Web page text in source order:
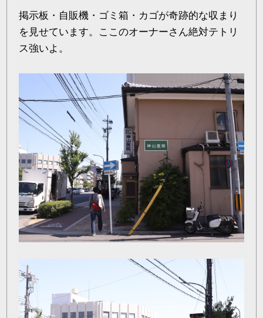
掲示板・自販機・ゴミ箱・カゴが奇跡的な収まり
を見せています。ここのオーナーさん絶対テトリ
ス強いよ。